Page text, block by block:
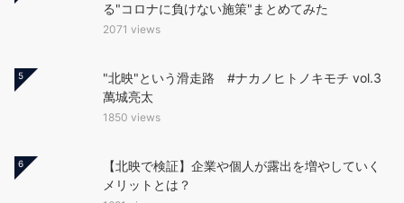
る"コロナに負けない施策"まとめてみた
2071 views
5
"北映"という滑走路 #ナカノヒトノキモチ vol.3
萬城亮太
1850 views
6
【北映で検証】企業や個人が露出を増やしていく
メリットとは？